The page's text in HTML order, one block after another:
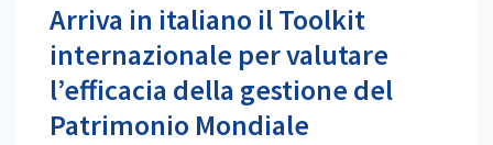
Arriva in italiano il Toolkit
internazionale per valutare
l’efficacia della gestione del
Patrimonio Mondiale